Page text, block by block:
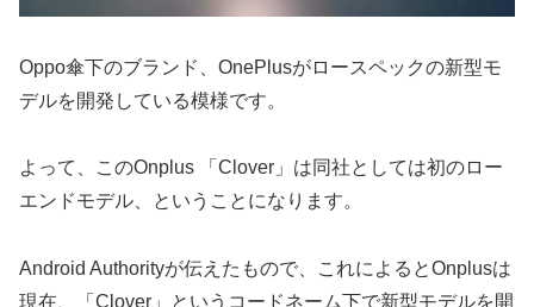
Oppo傘下のブランド、OnePlusがロースペックの新型モ
デルを開発している模様です。
よって、このOnplus 「Clover」は同社としては初のロー
エンドモデル、ということになります。
Android Authorityが伝えたもので、これによるとOnplusは
現在、「Clover」というコードネーム下で新型モデルを開